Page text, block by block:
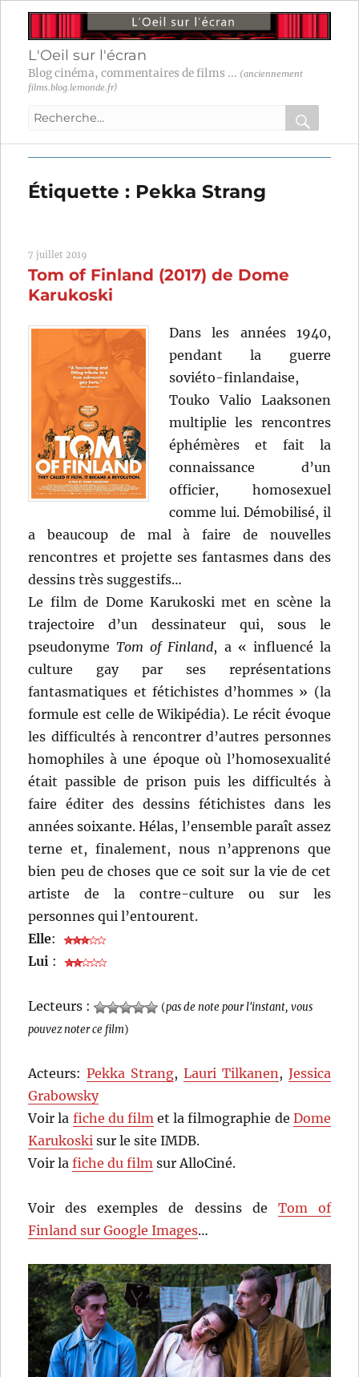
L'Oeil sur l'écran
Blog cinéma, commentaires de films ... (anciennement
films.blog.lemonde.fr)
Recherche
:
OK
Étiquette : Pekka Strang
7 juillet 2019
Tom of Finland (2017) de Dome
Karukoski
Dans les années 1940,
pendant la guerre
soviéto-finlandaise,
Touko Valio Laaksonen
multiplie les rencontres
éphémères et fait la
connaissance d’un
officier, homosexuel
comme lui. Démobilisé, il
a beaucoup de mal à faire de nouvelles
rencontres et projette ses fantasmes dans des
dessins très suggestifs…
Le film de Dome Karukoski met en scène la
trajectoire d’un dessinateur qui, sous le
pseudonymeTom of Finland, a « influencé la
culture gay par ses représentations
fantasmatiques et fétichistes d’hommes » (la
formule est celle de Wikipédia). Le récit évoque
les difficultés à rencontrer d’autres personnes
homophiles à une époque où l’homosexualité
était passible de prison puis les difficultés à
faire éditer des dessins fétichistes dans les
années soixante. Hélas, l’ensemble paraît assez
terne et, finalement, nous n’apprenons que
bien peu de choses que ce soit sur la vie de cet
artiste de la contre-culture ou sur les
personnes qui l’entourent.
Elle:
Lui :
Lecteurs : (pas de note pour l'instant, vous
pouvez noter ce film)
Acteurs:Pekka Strang, Lauri Tilkanen, Jessica
Grabowsky
Voir la fiche du filmet la filmographie de Dome
Karukoski sur le site IMDB.
Voir lafiche du film sur AlloCiné.
Voir des exemples de dessins de Tom of
Finland sur Google Images…